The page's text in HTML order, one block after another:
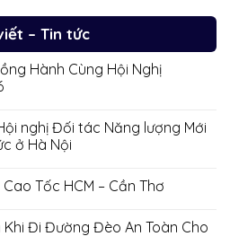
– Tin tức
Hành Cùng Hội Nghị
nghị Đối tác Năng lượng Mới
ở Hà Nội
Tốc HCM – Cần Thơ
Khi Đi Đường Đèo An Toàn Cho